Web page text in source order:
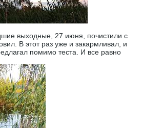
выходные, 27 июня, почистили с
В этот раз уже и закармливал, и
помимо теста. И все равно